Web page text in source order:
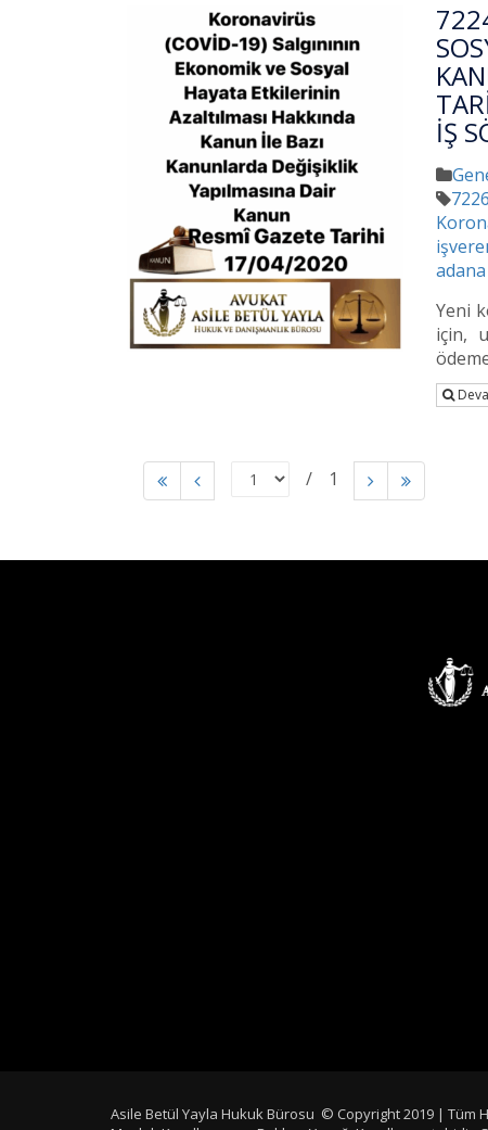
İŞ
Yeni
için,
1
Asile Betül Yayla Hukuk Bürosu © Copyright 2019 | Tüm